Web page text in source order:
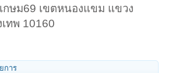
กษม69 เขตหนองแขม แขวง
ทพ 10160
การ